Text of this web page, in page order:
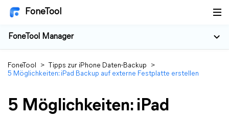
FoneTool
FoneTool Manager
FoneTool > Tipps zur iPhone Daten-Backup
>
5 Möglichkeiten: iPad Backup auf externe Festplatte erstellen
5 Möglichkeiten: iPad